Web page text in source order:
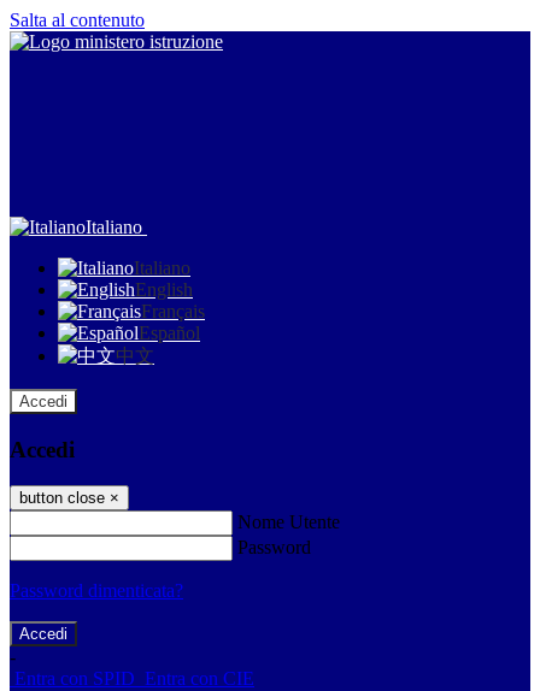
Salta al contenuto
Italiano
Italiano
English
Français
Español
中文
Accedi
Accedi
button close ×
Nome Utente
Password
Password dimenticata?
-
Entra con SPID Entra con CIE